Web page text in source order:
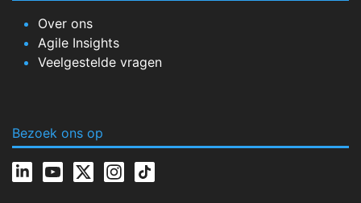
Over ons
Agile Insights
Veelgestelde vragen
Bezoek ons op